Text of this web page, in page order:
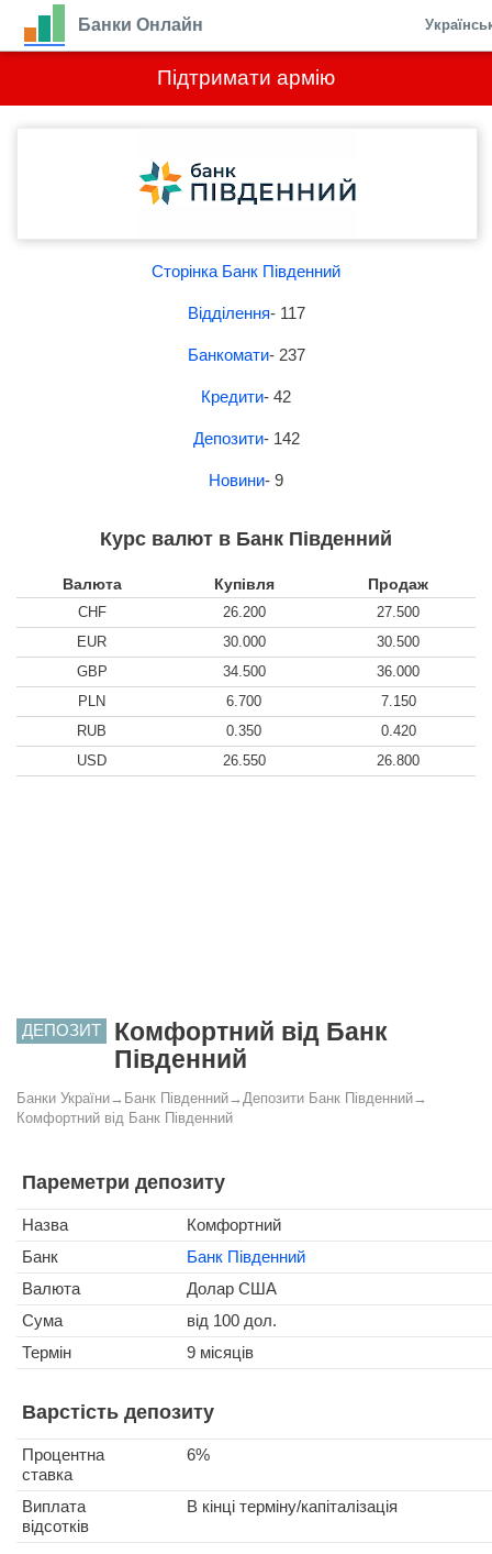
Підтримати армію
Банки Онлайн
Сторінка Банк Південний
Відділення- 117
Банкомати- 237
Кредити- 42
Депозити- 142
Новини- 9
Курс валют в Банк Південний
Валюта Купівля Продаж
CHF 26.200
27.500
EUR
30.000
30.500
GBP
34.500
36.000
PLN
6.700
7.150
RUB
0.350
0.420
USD
26.550 26.800
ДЕПОЗИТ
Комфортний від Банк
Південний
Банки України→ Банк Південний→ Депозити Банк Південний→
Комфортний від Банк Південний
Пареметри депозиту
Назва
Комфортний
Банк
Банк Південний
Валюта
Долар США
Сума
від 100 дол.
Термін
9 місяців
Варстість депозиту
Процентна
ставка
6%
Виплата
відсотків
В кінці терміну/капіталізація